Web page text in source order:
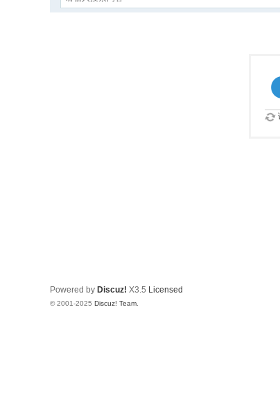
Powered by Discuz! X3.5 Licensed
© 2001-2025 Discuz! Team